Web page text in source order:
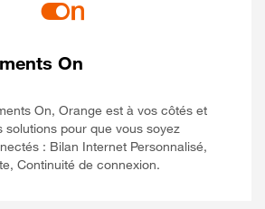
On
On, Orange est à vos côtés et
solutions pour que vous soyez
: Bilan Internet Personnalisé,
Continuité de connexion.